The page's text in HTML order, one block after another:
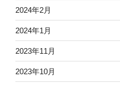
2024年2月
2024年1月
2023年11月
2023年10月